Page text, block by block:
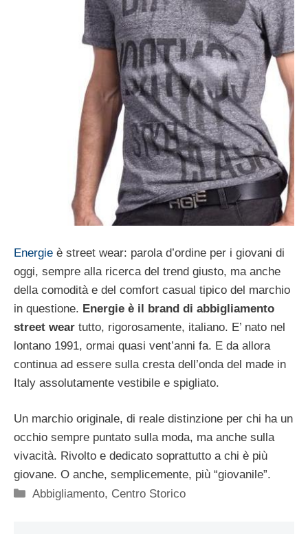
Energie è street wear: parola d’ordine per i giovani di
oggi, sempre alla ricerca del trend giusto, ma anche
della comodità e del comfort casual tipico del marchio
in questione. Energie è il brand di abbigliamento
street wear tutto, rigorosamente, italiano. E’ nato nel
lontano 1991, ormai quasi vent’anni fa. E da allora
continua ad essere sulla cresta dell’onda del made in
Italy assolutamente vestibile e spigliato.
Un marchio originale, di reale distinzione per chi ha un
occhio sempre puntato sulla moda, ma anche sulla
vivacità. Rivolto e dedicato soprattutto a chi è più
giovane. O anche, semplicemente, più “giovanile”.
Categorie
Abbigliamento, Centro Storico